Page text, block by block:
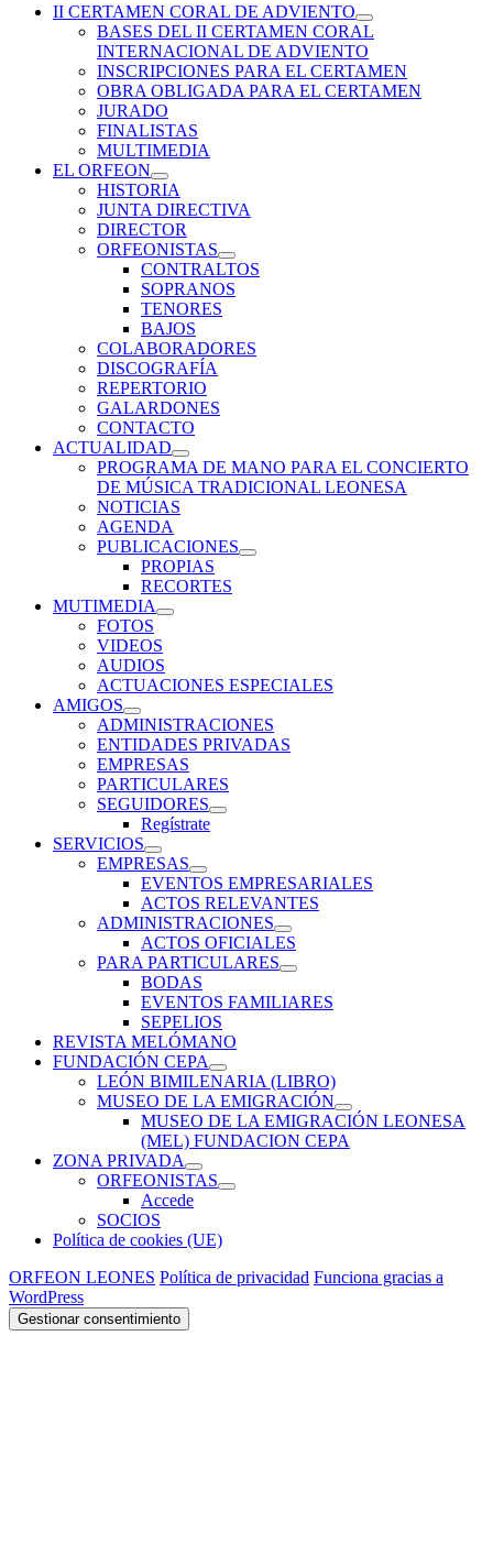
II CERTAMEN CORAL DE ADVIENTO
expande
el
menú
inferior
BASES DEL II CERTAMEN CORAL
INTERNACIONAL DE ADVIENTO
INSCRIPCIONES PARA EL CERTAMEN
OBRA OBLIGADA PARA EL CERTAMEN
JURADO
FINALISTAS
MULTIMEDIA
EL ORFEON
expande
el
menú
inferior
HISTORIA
JUNTA DIRECTIVA
DIRECTOR
ORFEONISTAS
expande
el
menú
CONTRALTOS
SOPRANOS
TENORES
BAJOS
COLABORADORES
DISCOGRAFÍA
REPERTORIO
GALARDONES
CONTACTO
ACTUALIDAD
expande
el
menú
PROGRAMA DE MANO PARA EL CONCIERTO
DE MÚSICA TRADICIONAL LEONESA
NOTICIAS
AGENDA
PUBLICACIONES
expande
PROPIAS
RECORTES
MUTIMEDIA
expande
FOTOS
VIDEOS
AUDIOS
ACTUACIONES ESPECIALES
AMIGOS
expande
el
menú
inferior
ADMINISTRACIONES
ENTIDADES PRIVADAS
EMPRESAS
PARTICULARES
SEGUIDORES
expande
Regístrate
SERVICIOS
expande
el
menú
inferior
EMPRESAS
expande
el
menú
inferior
EVENTOS EMPRESARIALES
ACTOS RELEVANTES
ADMINISTRACIONES
expande
el
menú
ACTOS OFICIALES
PARA PARTICULARES
expande
menú
BODAS
EVENTOS FAMILIARES
SEPELIOS
REVISTA MELÓMANO
FUNDACIÓN CEPA
expande
el
menú
inferior
LEÓN BIMILENARIA (LIBRO)
MUSEO DE LA EMIGRACIÓN
expande
el
menú
MUSEO DE LA EMIGRACIÓN LEONESA
(MEL) FUNDACION CEPA
ZONA PRIVADA
expande
el
menú
ORFEONISTAS
expande
Accede
SOCIOS
Política de cookies (UE)
ORFEON LEONES Política de privacidad Funciona gracias a
WordPress
Gestionar consentimiento